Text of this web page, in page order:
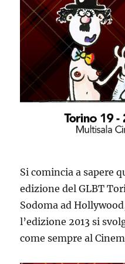
Si comincia a sapere
edizione del GLBT
Sodoma ad
l’edizione 2013 si
come sempre al